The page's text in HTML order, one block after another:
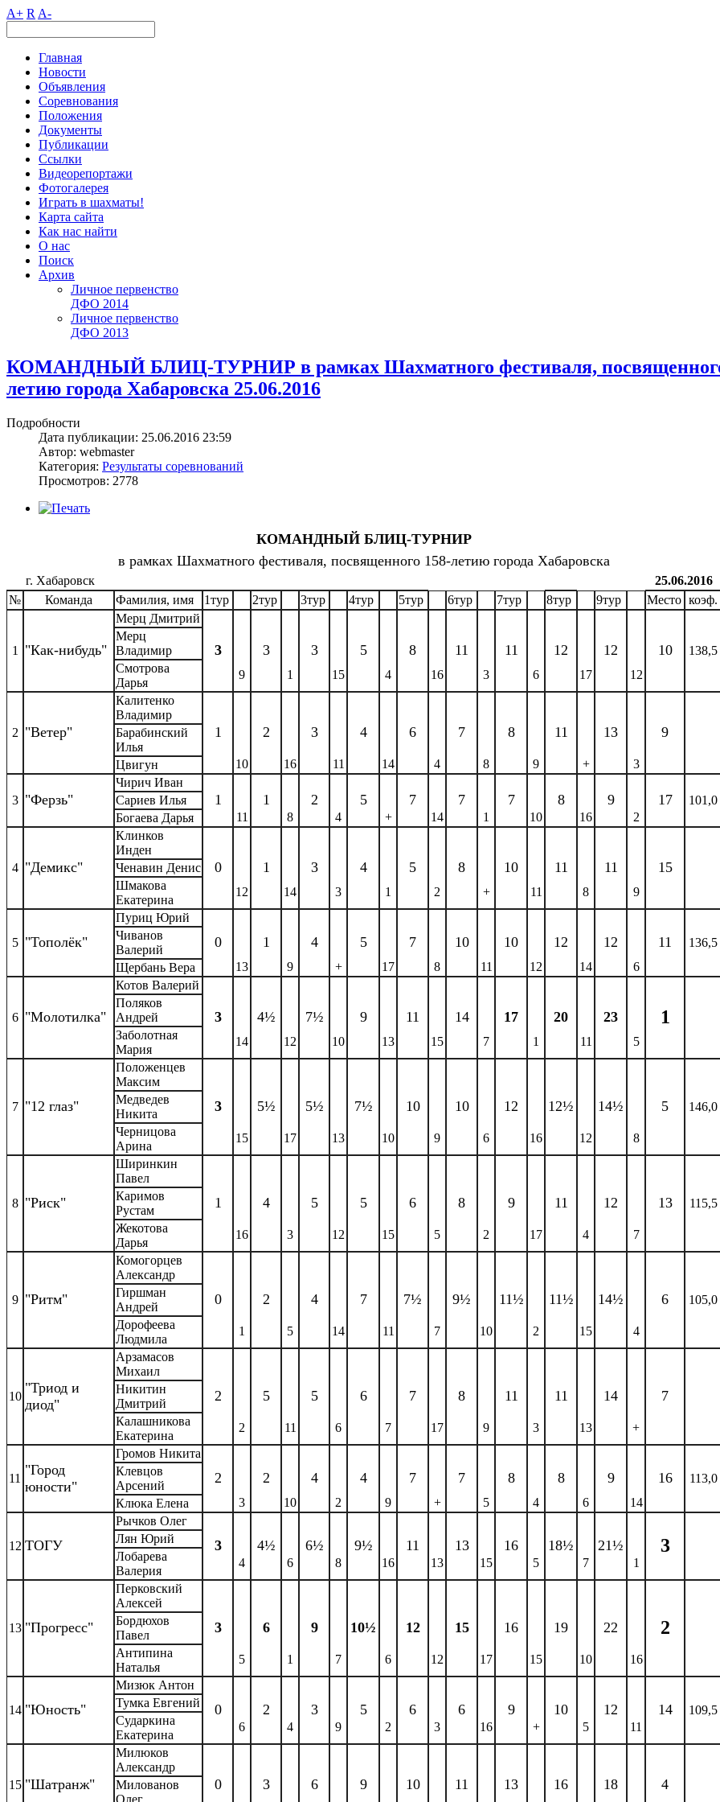
A+ R A-
Главная
Новости
Объявления
Соревнования
Положения
Документы
Публикации
Ссылки
Видеорепортажи
Фотогалерея
Играть в шахматы!
Карта сайта
Как нас найти
О нас
Поиск
Архив
Личное первенство
ДФО 2014
Личное первенство
ДФО 2013
КОМАНДНЫЙ БЛИЦ-ТУРНИР в рамках Шахматного фестиваля,
летию города Хабаровска 25.06.2016
Подробности
Дата публикации: 25.06.2016 23:59
Автор: webmaster
Категория: Результаты соревнований
Просмотров: 2778
КОМАНДНЫЙ БЛИЦ-ТУРНИР
в рамках Шахматного фестиваля, посвященного 158-летию города Хабаровска
г. Хабаровск
25.06.2016
№
Команда Фамилия, имя 1тур 2тур 3тур 4тур 5тур 6тур 7тур 8тур 9тур Место коэф.
1 "Как-нибудь"
Мерц Дмитрий
3 3 3 5 8 11 11 12 12 10 138,5
Мерц
Владимир
Смотрова
Дарья
9 1 15 4 16 3 6 17 12
2 "Ветер"
Калитенко
Владимир
1 2 3 4 6 7 8 11 13 9
Барабинский
Илья
Цвигун
10 16 11 14 4 8 9 + 3
3 "Ферзь"
Чирич Иван
1 1 2 5 7 7 7 8 9 17 101,0
Сариев Илья
Богаева Дарья
11 8 4 + 14 1 10 16 2
4 "Демикс"
Клинков
Инден
0 1 3 4 5 8 10 11 11 15
Ченавин Денис
Шмакова
Екатерина
12 14 3 1 2 + 11 8 9
5 "Тополёк"
Пуриц Юрий
0 1 4 5 7 10 10 12 12 11 136,5
Чиванов
Валерий
Щербань Вера
13 9 + 17 8 11 12 14 6
6 "Молотилка"
Котов Валерий
3 4½ 7½ 9 11 14 17 20 23 1
Поляков
Андрей
Заболотная
Мария
14 12 10 13 15 7 1 11 5
7 "12 глаз"
Положенцев
Максим
3 5½ 5½ 7½ 10 10 12 12½ 14½ 5 146,0
Медведев
Никита
Черницова
Арина
15 17 13 10 9 6 16 12 8
8 "Риск"
Ширинкин
Павел
1 4 5 5 6 8 9 11 12 13 115,5
Каримов
Рустам
Жекотова
Дарья
16 3 12 15 5 2 17 4 7
9 "Ритм"
Комогорцев
Александр
0 2 4 7 7½ 9½ 11½ 11½ 14½ 6 105,0
Гиршман
Андрей
Дорофеева
Людмила
1 5 14 11 7 10 2 15 4
10
"Триод и
диод"
Арзамасов
Михаил
2 5 5 6 7 8 11 11 14 7
Никитин
Дмитрий
Калашникова
Екатерина
2 11 6 7 17 9 3 13 +
11
"Город
юности"
Громов Никита
2 2 4 4 7 7 8 8 9 16 113,0
Клевцов
Арсений
Клюка Елена
3 10 2 9 + 5 4 6 14
12 ТОГУ
Рычков Олег
3 4½ 6½ 9½ 11 13 16 18½ 21½ 3
Лян Юрий
Лобарева
Валерия
4 6 8 16 13 15 5 7 1
13 "Прогресс"
Перковский
Алексей
3 6 9 10½ 12 15 16 19 22 2
Бордюхов
Павел
Антипина
Наталья
5 1 7 6 12 17 15 10 16
14 "Юность"
Мизюк Антон
0 2 3 5 6 6 9 10 12 14 109,5
Тумка Евгений
Сударкина
Екатерина
6 4 9 2 3 16 + 5 11
15 "Шатранж"
Милюков
Александр
0 3 6 9 10 11 13 16 18 4
Милованов
Олег